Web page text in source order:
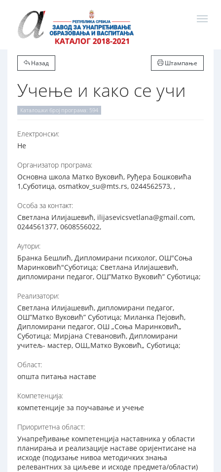
Назад Штампање
Учење и како се учи
Каталошки број програма: 594
Електронски:
Не
Организатор програма:
Основна школа Матко Вуковић, Руђера Бошковића
1,Суботица, osmatkov_su@mts.rs, 0244562573, ,
Особа за контакт:
Светлана Илијашевић, ilijasevicsvetlana@gmail.com,
0244561377, 0608556022,
Аутори:
Бранка Бешлић, Дипломирани психолог, ОШ"Соња
Маринковић"Суботица; Светлана Илијашевић,
дипломирани педагог, ОШ”Матко Вуковић” Суботица;
Реализатори:
Светлана Илијашевић, дипломирани педагог,
ОШ”Матко Вуковић” Суботица; Миланка Пејовић,
Дипломирани педагог, ОШ „Соња Маринковић„
Суботица; Мирјана Стевановић, Дипломирани
учитељ- мастер, ОШ„Матко Вуковић„ Суботица;
Област:
општа питања наставе
Компетенција:
компетенције за поучавање и учење
Приоритетна област:
Унапређивање компетенција наставника у области
планирања и реализације наставе оријентисане на
исходе (подизање нивоа методичких знања
релевантних за циљеве и исходе предмета/области)